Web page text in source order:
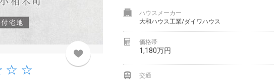
ハウスメーカー
大和ハウス工業/ダイワハウス
価格帯
1,180万円
交通